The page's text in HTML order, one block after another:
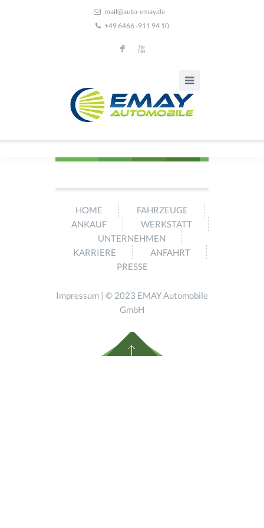
mail@auto-emay.de
+49 6466 -911 94 10
F X
HOME
FAHRZEUGE
ANKAUF
WERKSTATT
UNTERNEHMEN
KARRIERE
ANFAHRT
PRESSE
Impressum | © 2023 EMAY Automobile
GmbH